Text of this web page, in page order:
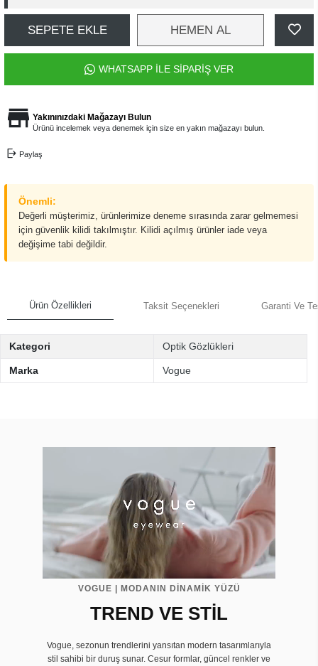
SEPETE EKLE HEMEN AL
WHATSAPP İLE SİPARİŞ VER
Yakınınızdaki Mağazayı Bulun
Ürünü incelemek veya denemek için size en yakın mağazayı bulun.
Paylaş
Önemli:
Değerli müşterimiz, ürünlerimize deneme sırasında zarar gelmemesi
için güvenlik kilidi takılmıştır. Kilidi açılmış ürünler iade veya
değişime tabi değildir.
Ürün Özellikleri Taksit Seçenekleri Garanti Ve
Kategori Optik Gözlükleri
Marka Vogue
VOGUE | MODANIN DİNAMİK YÜZÜ
TREND VE STİL
Vogue, sezonun trendlerini yansıtan modern tasarımlarıyla
stil sahibi bir duruş sunar. Cesur formlar, güncel renkler ve